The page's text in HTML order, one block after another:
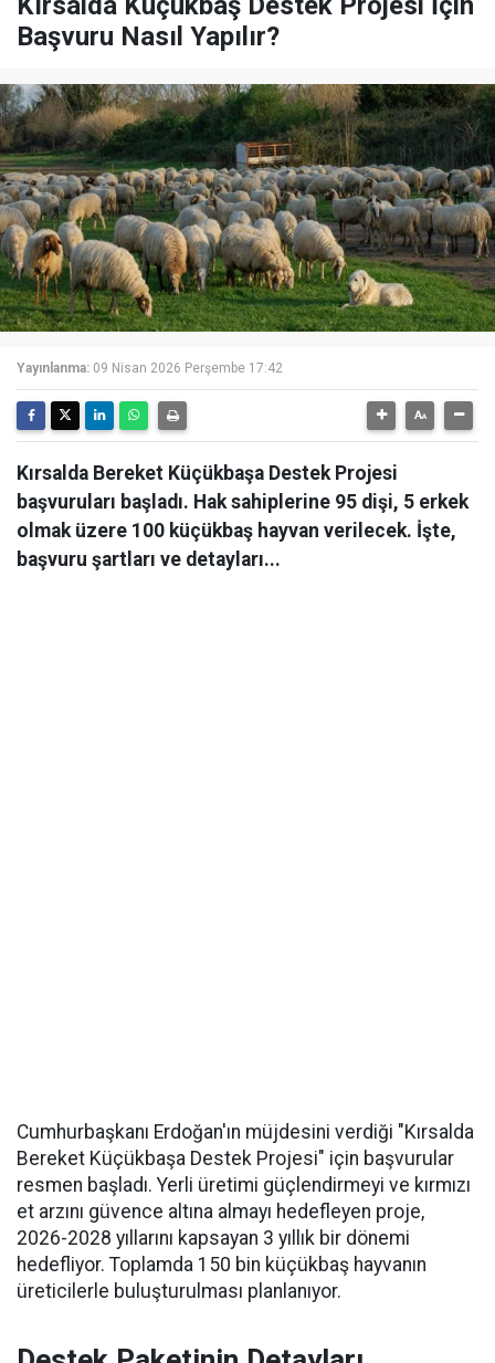
Başvuru Nasıl Yapılır?
Yayınlanma: 09 Nisan 2026 Perşembe 17:42
Kırsalda Bereket Küçükbaşa Destek Projesi
başvuruları başladı. Hak sahiplerine 95 dişi, 5 erkek
olmak üzere 100 küçükbaş hayvan verilecek. İşte,
başvuru şartları ve detayları...
Cumhurbaşkanı Erdoğan'ın müjdesini verdiği "Kırsalda
Bereket Küçükbaşa Destek Projesi" için başvurular
resmen başladı. Yerli üretimi güçlendirmeyi ve kırmızı
et arzını güvence altına almayı hedefleyen proje,
2026-2028 yıllarını kapsayan 3 yıllık bir dönemi
hedefliyor. Toplamda 150 bin küçükbaş hayvanın
üreticilerle buluşturulması planlanıyor.